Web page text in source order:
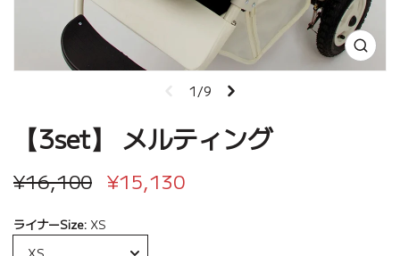
1/9
【3set】 メルティング
¥16,100 ¥15,130
ライナーSize: XS